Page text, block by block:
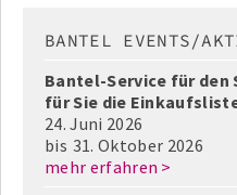
BANTEL EVENTS/
Bantel-Service für den
für Sie die
24. Juni 2026
bis 31. Oktober 2026
mehr erfahren >